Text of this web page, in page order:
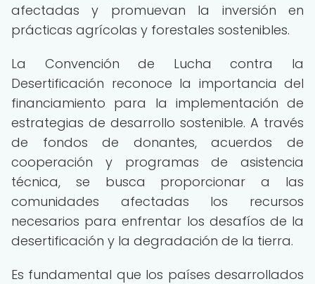
afectadas y promuevan la inversión en
prácticas agrícolas y forestales sostenibles.
La Convención de Lucha contra la
Desertificación reconoce la importancia del
financiamiento para la implementación de
estrategias de desarrollo sostenible. A través
de fondos de donantes, acuerdos de
cooperación y programas de asistencia
técnica, se busca proporcionar a las
comunidades afectadas los recursos
necesarios para enfrentar los desafíos de la
desertificación y la degradación de la tierra.
Es fundamental que los países desarrollados